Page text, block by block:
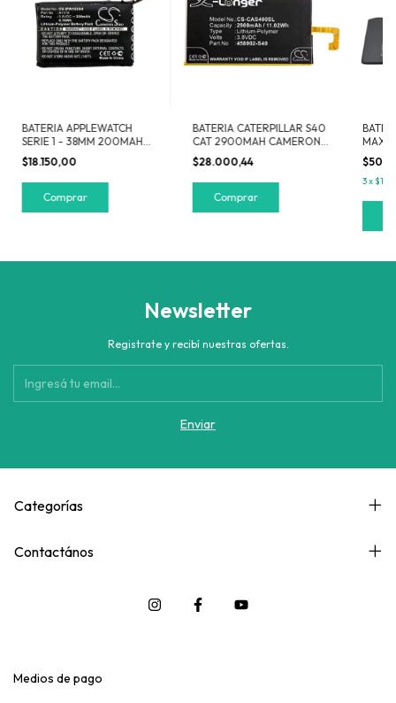
BATERIA APPLEWATCH
SERIE 1 - 38MM 200MAH
CAMERON SINO
$18.150,00
BATERIA CATERPILLAR S40
CAT 2900MAH CAMERON
SINO CS-CAS400SL
$28.000,44
MAX
SINO
3x
Newsletter
Registrate y recibí nuestras ofertas.
Categorías
Contactános
Medios de pago